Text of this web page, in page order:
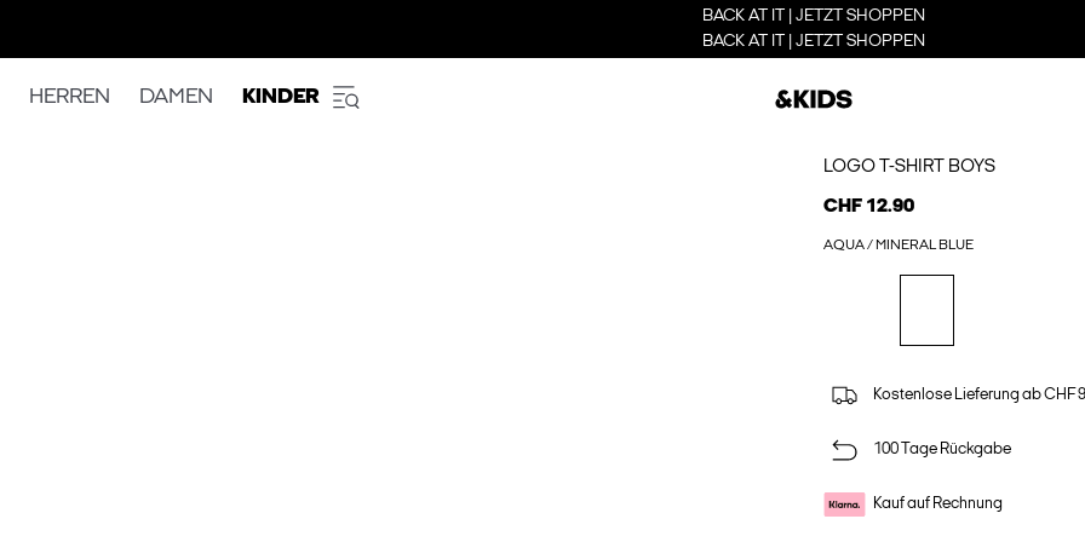
BACK AT IT | JETZT SHOPPEN
BACK AT IT | JETZT SHOPPEN
HERREN DAMEN KINDER
LOGO T-SHIRT BOYS
CHF 12.90
AQUA / MINERAL BLUE
Kostenlose Lieferung ab CHF
100 Tage Rückgabe
Kauf auf Rechnung